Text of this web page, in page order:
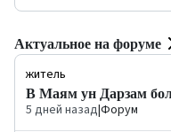
Актуальное на форуме
житель
В Маям ун Дарзам
5 дней назад|Форум